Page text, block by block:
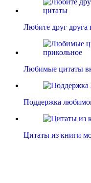
Любите друг друга
Любимые цитаты
Поддержка
Цитаты из книги